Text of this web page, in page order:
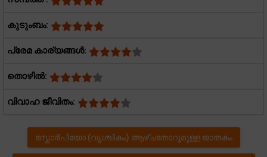
കുടുംബം:
പ്രേമ കാര്യങ്ങൾ:
തൊഴിൽ:
വിവാഹ ജീവിതം:
സ്കോര്‍പിയോ (വൃശ്ചികം) ആഴ്ചതോറുമുള്ള ജാതകം